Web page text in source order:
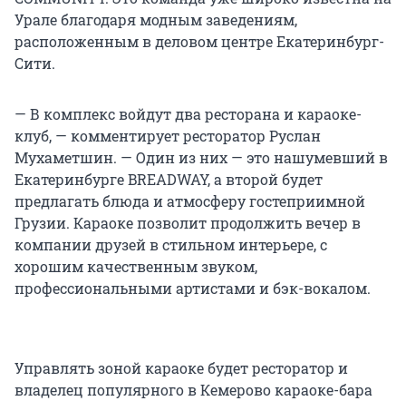
Урале благодаря модным заведениям,
расположенным в деловом центре Екатеринбург-
Сити.
— В комплекс войдут два ресторана и караоке-
клуб, — комментирует ресторатор Руслан
Мухаметшин. — Один из них — это нашумевший в
Екатеринбурге BREADWAY, а второй будет
предлагать блюда и атмосферу гостеприимной
Грузии. Караоке позволит продолжить вечер в
компании друзей в стильном интерьере, с
хорошим качественным звуком,
профессиональными артистами и бэк-вокалом.
Управлять зоной караоке будет ресторатор и
владелец популярного в Кемерово караоке-бара